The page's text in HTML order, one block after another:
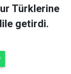
Türklerine
getirdi.